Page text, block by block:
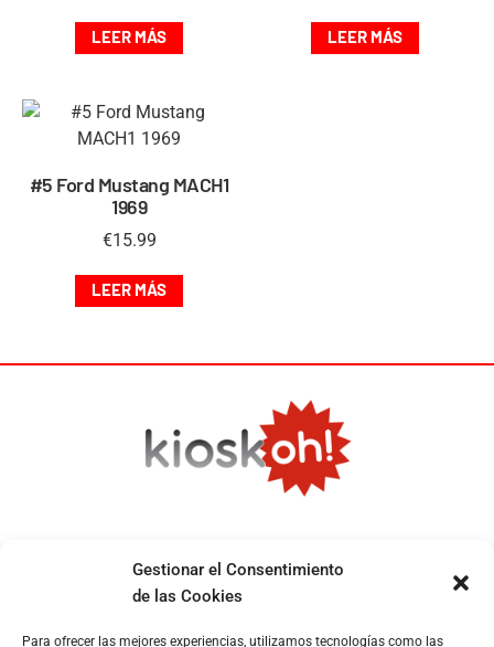
Gestionar el Consentimiento
de las Cookies
Para ofrecer las mejores experiencias, utilizamos tecnologías como las
LEER MÁS LEER MÁS
#5 Ford Mustang MACH1
1969
€15.99
LEER MÁS
Entrega 48h
Pago